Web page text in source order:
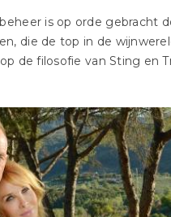
is op orde gebracht
die de top in de
de filosofie van Sting en